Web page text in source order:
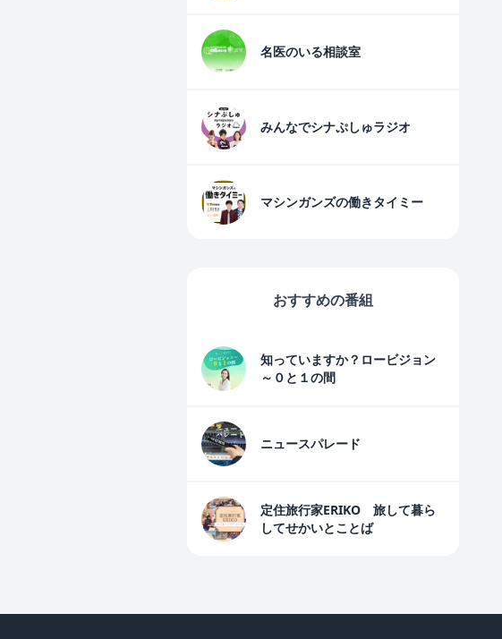
名医のいる相談室
みんなでシナぷしゅラジオ
マシンガンズの働きタイミー
おすすめの番組
知っていますか？ロービジョン
～０と１の間
ニュースパレード
定住旅行家ERIKO 旅して暮ら
してせかいとことば